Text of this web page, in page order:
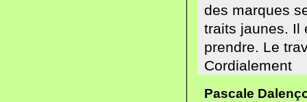
des marques
traits jaunes. Il
prendre. Le
Cordialement
Pascale